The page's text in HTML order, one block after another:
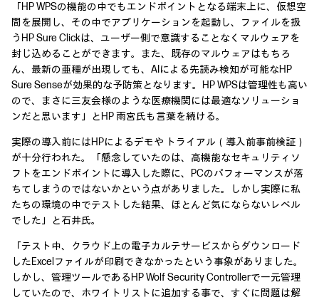
「HP WPSの機能の中でもエンドポイントとなる端末上に、仮想空
間を展開し、その中でアプリケーションを起動し、ファイルを扱
うHP Sure Clickは、ユーザー側で意識することなくマルウェアを
封じ込めることができます。また、既存のマルウェアはもちろ
ん、最新の亜種が出現しても、AIによる先読み検知が可能なHP
Sure Senseが効果的な予防策となります。HP WPSは管理性も高い
ので、まさに三友会様のような医療機関には最適なソリューショ
ンだと思います」とHP 雨宮氏も言葉を続ける。
実際の導入前にはHPによるデモや トライアル（導入前事前検証）
が十分行われた。「懸念していたのは、高機能なセキュリティソ
フトをエンドポイントに導入した際に、PCのパフォーマンスが落
ちてしまうのではないかという点がありました。しかし実際に私
たちの環境の中でテストした結果、ほとんど気にならないレベル
でした」と石井氏。
「テスト中、クラウド上の電子カルテサービスからダウンロード
したExcelファイルが印刷できなかったという事象がありました。
しかし、管理ツールであるHP Wolf Security Controllerで一元管理
していたので、ホワイトリストに追加する事で、すぐに問題は解